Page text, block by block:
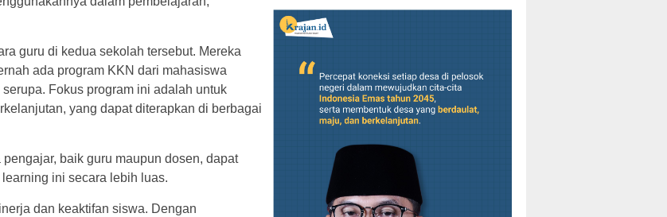
guru di kedua sekolah tersebut. Mereka
ada program KKN dari mahasiswa
Fokus program ini adalah untuk
yang dapat diterapkan di berbagai
baik guru maupun dosen, dapat
ini secara lebih luas.
dan keaktifan siswa. Dengan